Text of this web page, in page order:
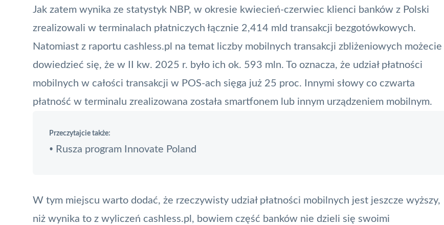
Jak zatem wynika ze statystyk NBP, w okresie kwiecień-czerwiec klienci banków z Polski
zrealizowali w terminalach płatniczych łącznie 2,414 mld transakcji bezgotówkowych.
Natomiast z raportu cashless.pl na temat liczby mobilnych transakcji zbliżeniowych możecie
dowiedzieć się, że w II kw. 2025 r. było ich ok. 593 mln. To oznacza, że udział płatności
mobilnych w całości transakcji w POS-ach sięga już 25 proc. Innymi słowy co czwarta
płatność w terminalu zrealizowana została smartfonem lub innym urządzeniem mobilnym.
Przeczytajcie także:
• Rusza program Innovate Poland
W tym miejscu warto dodać, że rzeczywisty udział płatności mobilnych jest jeszcze wyższy,
niż wynika to z wyliczeń cashless.pl, bowiem część banków nie dzieli się swoimi